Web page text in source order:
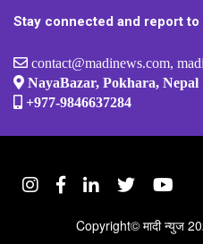
Stay connected and report to
contact@madinews.com,
NayaBazar, Pokhara, Nepal
+977-9846637284
Copyright© मादी न्युज